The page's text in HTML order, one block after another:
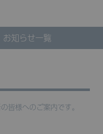
お知らせ一覧
様へのご案内です。